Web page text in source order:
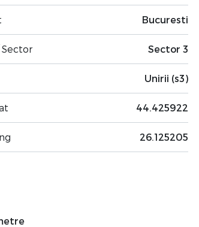
Bucuresti
Sector Sector 3
Unirii (s3)
44.425922
26.125205